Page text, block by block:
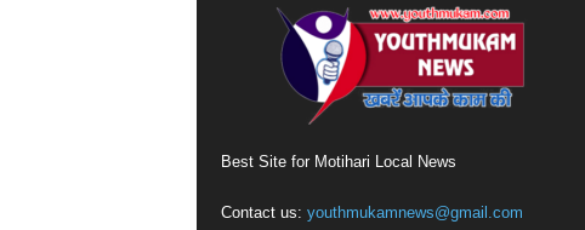
Best Site for Motihari Local News
Contact us: youthmukamnews@gmail.com